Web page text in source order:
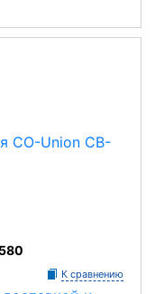
К сравнению